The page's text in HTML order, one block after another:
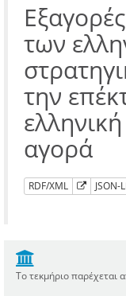
των
την
αγορά
RDF/XML JSON-
Το τεκμήριο παρέχεται